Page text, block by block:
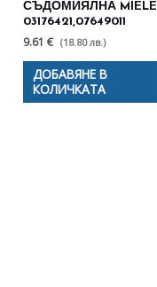
СЪДОМИЯЛНА MIELE
03176421,07649011
9.61 € (18.80 лв.)
ДОБАВЯНЕ В
КОЛИЧКАТА